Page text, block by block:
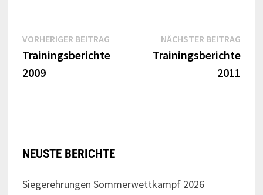
Beitragsnavigation
VORHERIGER BEITRAGVorheriger
Beitrag:
Trainingsberichte
2009
NÄCHSTER BEITRAG
Trainingsberichte
2011
NEUSTE BERICHTE
Siegerehrungen Sommerwettkampf 2026